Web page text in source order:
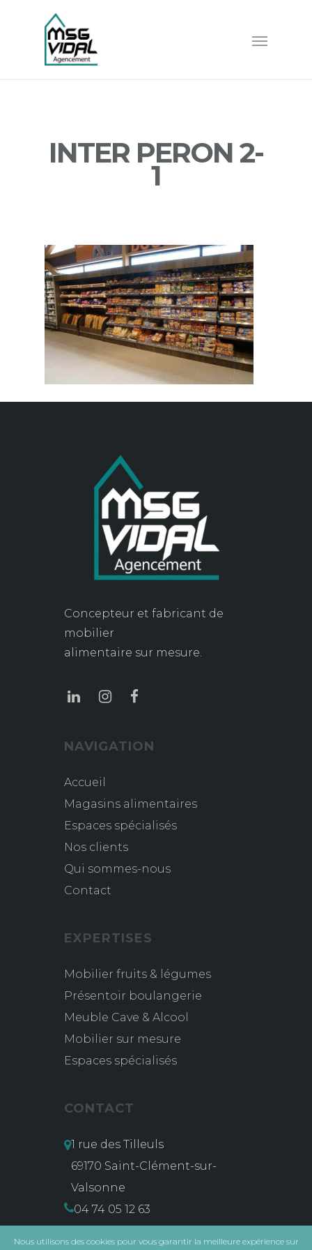
INTER PERON 2-
1
Concepteur et fabricant de
mobilier
alimentaire sur mesure.
NAVIGATION
Accueil
Magasins alimentaires
Espaces spécialisés
Nos clients
Qui sommes-nous
Contact
EXPERTISES
Mobilier fruits & légumes
Présentoir boulangerie
Meuble Cave & Alcool
Mobilier sur mesure
Espaces spécialisés
CONTACT
1 rue des Tilleuls
69170 Saint-Clément-sur-
Valsonne
04 74 05 12 63
Nous utilisons des cookies pour vous garantir la meilleure expérience sur